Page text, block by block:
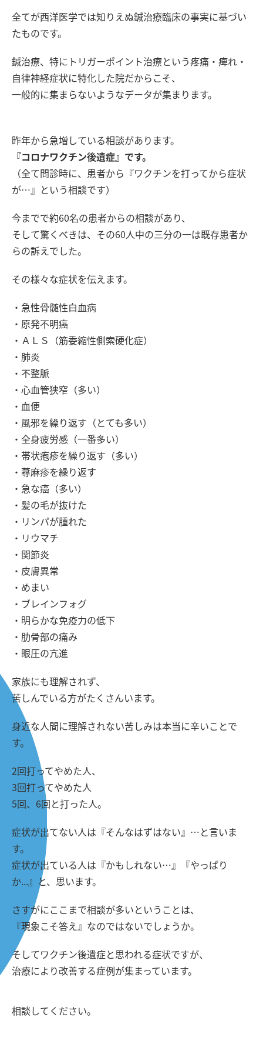
全てが西洋医学では知りえぬ鍼治療臨床の事実に基づい
たものです。
鍼治療、特にトリガーポイント治療という疼痛・痺れ・
自律神経症状に特化した院だからこそ、
一般的に集まらないようなデータが集まります。
昨年から急増している相談があります。
『コロナワクチン後遺症』です。
（全て問診時に、患者から『ワクチンを打ってから症状
が…』という相談です）
今までで約60名の患者からの相談があり、
そして驚くべきは、その60人中の三分の一は既存患者か
らの訴えでした。
その様々な症状を伝えます。
・急性骨髄性白血病
・原発不明癌
・ＡＬＳ（筋委縮性側索硬化症）
・肺炎
・不整脈
・心血管狭窄（多い）
・血便
・風邪を繰り返す（とても多い）
・全身疲労感（一番多い）
・帯状疱疹を繰り返す（多い）
・蕁麻疹を繰り返す
・急な癌（多い）
・髪の毛が抜けた
・リンパが腫れた
・リウマチ
・関節炎
・皮膚異常
・めまい
・ブレインフォグ
・明らかな免疫力の低下
・肋骨部の痛み
・眼圧の亢進
家族にも理解されず、
苦しんでいる方がたくさんいます。
身近な人間に理解されない苦しみは本当に辛いことで
す。
2回打ってやめた人、
3回打ってやめた人
5回、6回と打った人。
症状が出てない人は『そんなはずはない』…と言いま
す。
症状が出ている人は『かもしれない…』『やっぱり
か...』と、思います。
さすがにここまで相談が多いということは、
『現象こそ答え』なのではないでしょうか。
そしてワクチン後遺症と思われる症状ですが、
治療により改善する症例が集まっています。
相談してください。